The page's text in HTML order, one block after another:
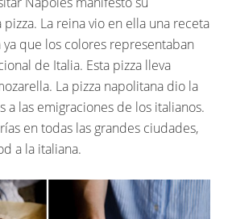
La reina vio en ella una receta
que los colores representaban
de Italia. Esta pizza lleva
La pizza napolitana dio la
a las emigraciones de los italianos.
en todas las grandes ciudades,
a la italiana.